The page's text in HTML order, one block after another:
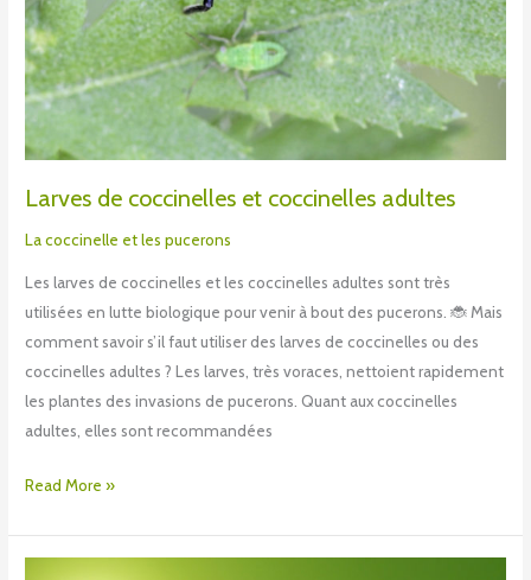
Larves de coccinelles et coccinelles adultes
La coccinelle et les pucerons
Les larves de coccinelles et les coccinelles adultes sont très
utilisées en lutte biologique pour venir à bout des pucerons. 🐞 Mais
comment savoir s’il faut utiliser des larves de coccinelles ou des
coccinelles adultes ? Les larves, très voraces, nettoient rapidement
les plantes des invasions de pucerons. Quant aux coccinelles
adultes, elles sont recommandées
Read More »